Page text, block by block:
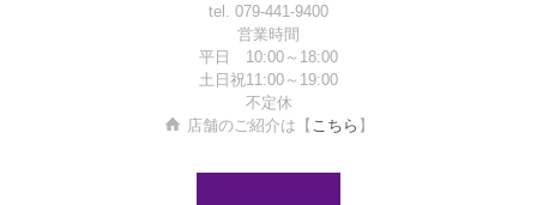
tel. 079-441-9400
営業時間
平日 10:00～18:00
土日祝11:00～19:00
不定休
店舗のご紹介は【 こちら 】